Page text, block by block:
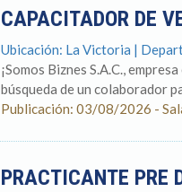
CAPACITADOR DE
Ubicación: La Victoria |
¡Somos Biznes S.A.C.,
búsqueda de un colaborador
Publicación: 03/08/2026 -
PRACTICANTE PRE